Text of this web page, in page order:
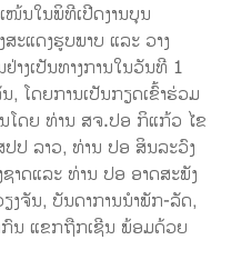
ນໃນພິທີເປີດງານບຸນ
ະແດງຮູບພາບ ແລະ ວາງ
າງເປັນທາງການໃນວັນທີ 1
, ໂດຍການເປັນກຽດເຂົ້າຮ່ວມ
ໂດຍ ທ່ານ ສຈ.ປອ ກິແກ້ວ ໄຂ
ປ ລາວ, ທ່ານ ປອ ສິນລະວົງ
າດແລະ ທ່ານ ປອ ອາດສະພັງ
ງຈັນ, ບັນດາການນໍາພັກ-ລັດ,
ກົນ ແຂກຖືກເຊີນ ພ້ອມດ້ວຍ